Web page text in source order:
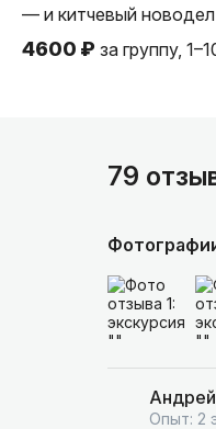
— и китчевый
4600 ₽ за группу,
79
Андрей
Опыт: 2